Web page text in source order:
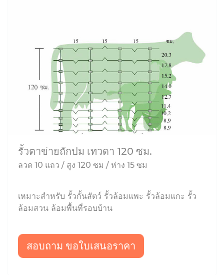
รั้วตาข่ายถักปม เทวดา 120 ซม.
ลวด 10 แถว / สูง 120 ซม / ห่าง 15 ซม
เหมาะสำหรับ รั้วกั้นสัตว์ รั้วล้อมแพะ รั้วล้อมแกะ รั้ว
ล้อมสวน ล้อมพื้นที่รอบบ้าน
สอบถาม ขอใบเสนอราคา